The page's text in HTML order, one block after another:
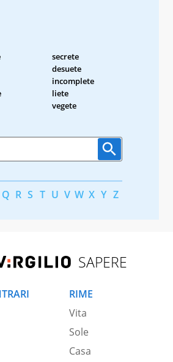
secrete
desuete
incomplete
liete
vegete
Q R S T U V W X Y Z
SAPERE
RIME
Vita
Sole
Casa